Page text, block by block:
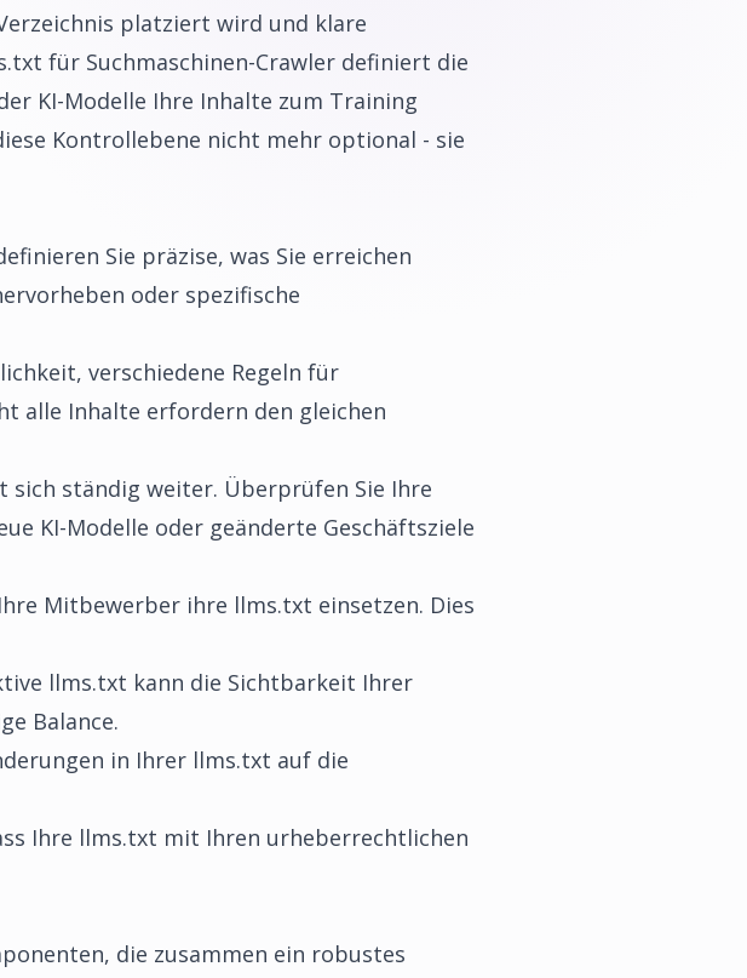
platziert wird und klare
für Suchmaschinen-Crawler definiert die
KI-Modelle Ihre Inhalte zum Training
Kontrollebene nicht mehr optional - sie
Sie präzise, was Sie erreichen
oder spezifische
verschiedene Regeln für
alle Inhalte erfordern den gleichen
sich ständig weiter. Überprüfen Sie Ihre
KI-Modelle oder geänderte Geschäftsziele
Mitbewerber ihre llms.txt einsetzen. Dies
llms.txt kann die Sichtbarkeit Ihrer
Balance.
in Ihrer llms.txt auf die
Ihre llms.txt mit Ihren urheberrechtlichen
die zusammen ein robustes